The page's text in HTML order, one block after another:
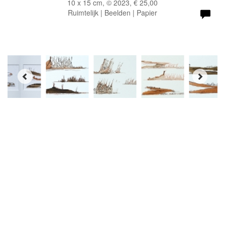
10 x 15 cm, © 2023, € 25,00
Ruimtelijk | Beelden | Papier